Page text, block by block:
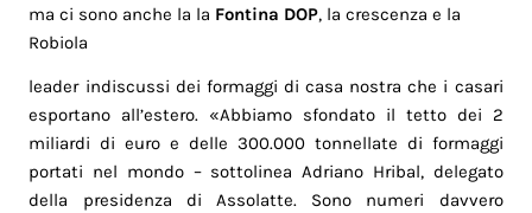
ma ci sono anche la la Fontina DOP, la crescenza e la
Robiola
leader indiscussi dei formaggi di casa nostra che i casari
esportano all’estero. «Abbiamo sfondato il tetto dei 2
miliardi di euro e delle 300.000 tonnellate di formaggi
portati nel mondo – sottolinea Adriano Hribal, delegato
della presidenza di Assolatte. Sono numeri davvero